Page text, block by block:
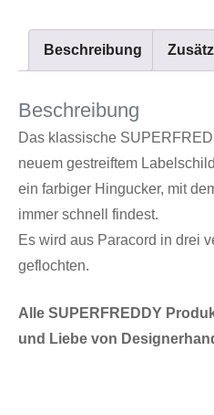
Beschreibung
Beschreibung
Das klassische
neuem gestreiftem
ein farbiger Hingucker, mit
immer schnell findest.
Es wird aus Paracord in drei
geflochten.
Alle SUPERFREDDY
und Liebe von